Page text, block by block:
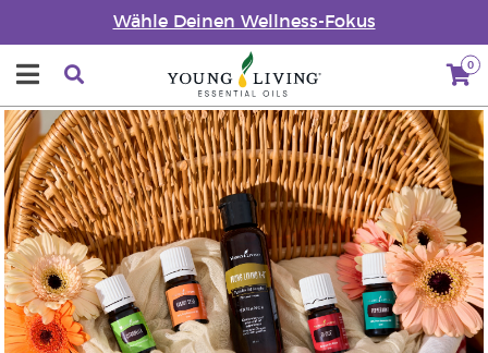
Wähle Deinen Wellness-Fokus
0